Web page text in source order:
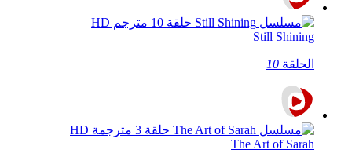
Still Shining
الحلقة 10
The Art of Sarah